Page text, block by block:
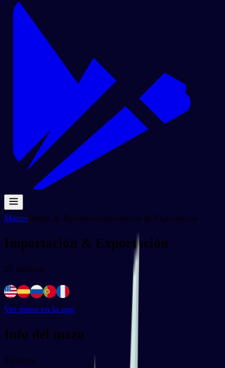
Mazos/Work & Business/Importación & Exportación
Importación & Exportación
25 palabras
Ver mazo en la app
Info del mazo
Palabras